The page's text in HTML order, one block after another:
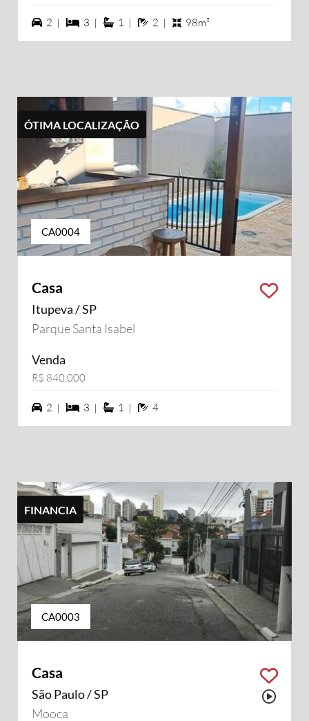
2 vagas na garagem
2 | 3 dormiórios
3 | 1 suítes
1 | 2 banheiros
2 | 98m²
ÓTIMA LOCALIZAÇÃO
CA0004
Casa
Itupeva / SP
Parque Santa Isabel
Venda
R$ 840.000
2 vagas na garagem
2 | 3 dormiórios
3 | 1 suítes
1 | 4 banheiros
4
FINANCIA
CA0003
Casa
São Paulo / SP
Mooca